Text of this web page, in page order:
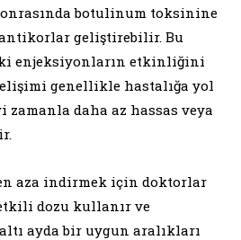
botulinum toksinine
geliştirebilir. Bu
enjeksiyonların etkinliğini
genellikle hastalığa yol
zamanla daha az hassas veya
aza indirmek için doktorlar
dozu kullanır ve
ayda bir uygun aralıkları